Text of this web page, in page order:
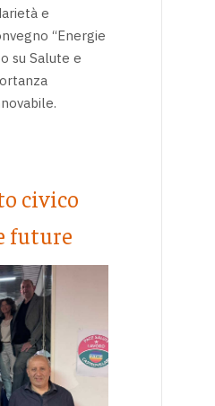
e
“Energie
su Salute e
civico
future